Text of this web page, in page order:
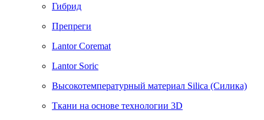
Гибрид
Препреги
Lantor Coremat
Lantor Soric
Высокотемпературный материал Siliсa (Силика)
Ткани на основе технологии 3D